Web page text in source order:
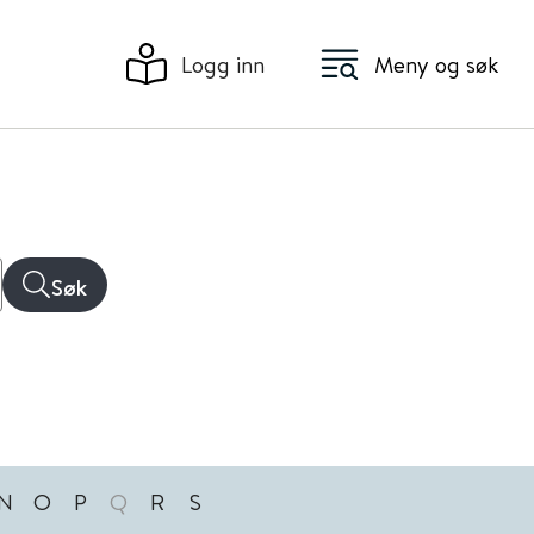
Logg inn Meny og søk
Søk
O P Q R S